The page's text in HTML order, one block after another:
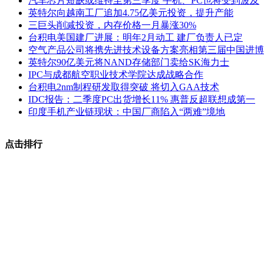
英特尔向越南工厂追加4.75亿美元投资，提升产能
三巨头削减投资，内存价格一月暴涨30%
台积电美国建厂进展：明年2月动工 建厂负责人已定
空气产品公司将携先进技术设备方案亮相第三届中国进
英特尔90亿美元将NAND存储部门卖给SK海力士
IPC与成都航空职业技术学院达成战略合作
台积电2nm制程研发取得突破 将切入GAA技术
IDC报告：二季度PC出货增长11% 惠普反超联想成第一
印度手机产业链现状：中国厂商陷入“两难”境地
点击排行